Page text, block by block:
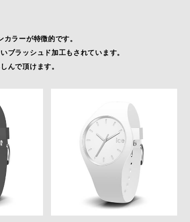
ラーが特徴的です。
ブラッシュド加工もされています。
んで頂けます。